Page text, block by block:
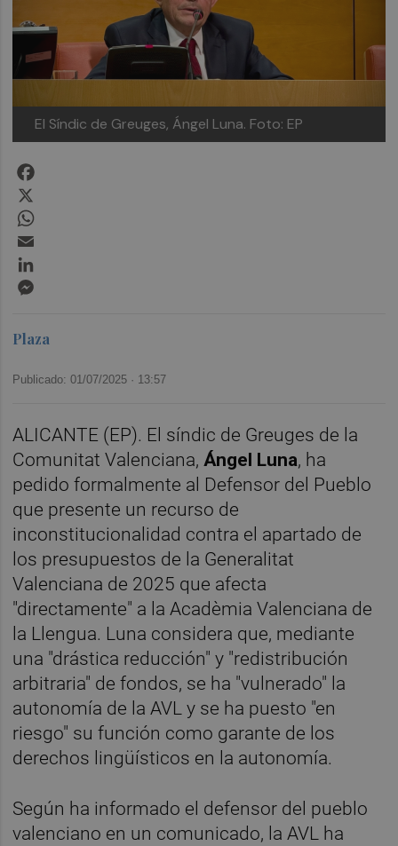
El Síndic de Greuges, Ángel Luna. Foto: EP
Plaza
Publicado: 01/07/2025 · 13:57
ALICANTE (EP). El síndic de Greuges de la
Comunitat Valenciana, Ángel Luna, ha
pedido formalmente al Defensor del Pueblo
que presente un recurso de
inconstitucionalidad contra el apartado de
los presupuestos de la Generalitat
Valenciana de 2025 que afecta
"directamente" a la Acadèmia Valenciana de
la Llengua. Luna considera que, mediante
una "drástica reducción" y "redistribución
arbitraria" de fondos, se ha "vulnerado" la
autonomía de la AVL y se ha puesto "en
riesgo" su función como garante de los
derechos lingüísticos en la autonomía.
Según ha informado el defensor del pueblo
valenciano en un comunicado, la AVL ha